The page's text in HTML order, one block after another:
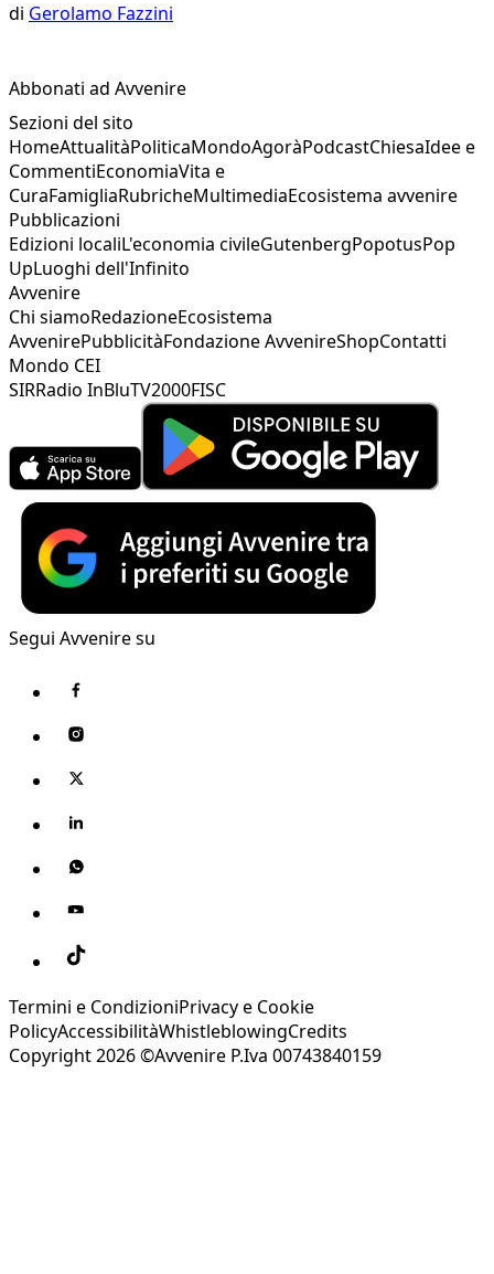
di Gerolamo Fazzini
Abbonati ad Avvenire
Sezioni del sito
HomeAttualitàPoliticaMondoAgoràPodcastChiesaIdee e
CommentiEconomiaVita e
CuraFamigliaRubricheMultimediaEcosistema avvenire
Pubblicazioni
Edizioni localiL'economia civileGutenbergPopotusPop
UpLuoghi dell'Infinito
Avvenire
Chi siamoRedazioneEcosistema
AvvenirePubblicitàFondazione AvvenireShopContatti
Mondo CEI
SIRRadio InBluTV2000FISC
Segui Avvenire su
Termini e CondizioniPrivacy e Cookie
PolicyAccessibilitàWhistleblowingCredits
Copyright 2026 ©Avvenire P.Iva 00743840159